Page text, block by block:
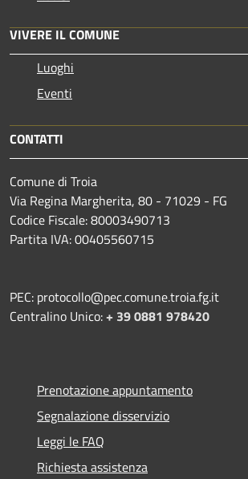
VIVERE IL COMUNE
Luoghi
Eventi
CONTATTI
Comune di Troia
Via Regina Margherita, 80 - 71029 - FG
Codice Fiscale: 80003490713
Partita IVA: 00405560715
PEC: protocollo@pec.comune.troia.fg.it
Centralino Unico:+ 39 0881 978420
Prenotazione appuntamento
Segnalazione disservizio
Leggi le FAQ
Richiesta assistenza